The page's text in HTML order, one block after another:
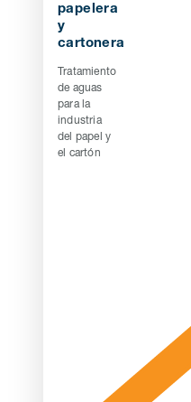
papelera
y
cartonera
Tratamiento
de aguas
para la
industria
del papel y
el cartón